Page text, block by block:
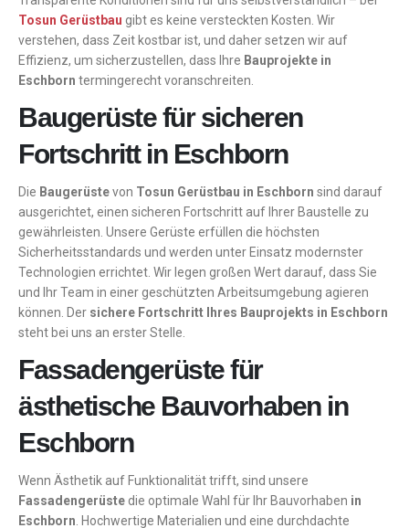
Tosun Gerüstbau gibt es keine versteckten Kosten. Wir
verstehen, dass Zeit kostbar ist, und daher setzen wir auf
Effizienz, um sicherzustellen, dass Ihre Bauprojekte in
Eschborn termingerecht voranschreiten.
Baugerüste für sicheren
Fortschritt in Eschborn
Die Baugerüstevon Tosun Gerüstbau in Eschborn sind darauf
ausgerichtet, einen sicheren Fortschritt auf Ihrer Baustelle zu
gewährleisten. Unsere Gerüste erfüllen die höchsten
Sicherheitsstandards und werden unter Einsatz modernster
Technologien errichtet. Wir legen großen Wert darauf, dass Sie
und Ihr Team in einer geschützten Arbeitsumgebung agieren
können. Der sichere Fortschritt Ihres Bauprojekts in Eschborn
steht bei uns an erster Stelle.
Fassadengerüste für
ästhetische Bauvorhaben in
Eschborn
Wenn Ästhetik auf Funktionalität trifft, sind unsere
Fassadengerüste die optimale Wahl für Ihr Bauvorhaben in
Eschborn . Hochwertige Materialien und eine durchdachte